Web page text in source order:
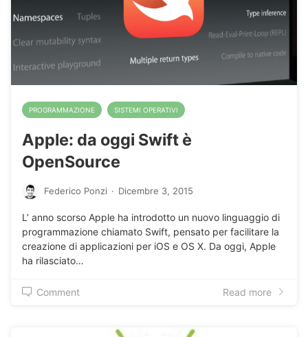
PROGRAMMAZIONE SISTEMI OPERATIVI
Apple: da oggi Swift è
OpenSource
Federico Ponzi · Dicembre 3, 2015
L’ anno scorso Apple ha introdotto un nuovo linguaggio di
programmazione chiamato Swift, pensato per facilitare la
creazione di applicazioni per iOS e OS X. Da oggi, Apple
ha rilasciato…
Comment Read more